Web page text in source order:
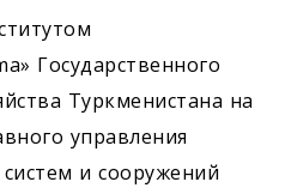
Государственного
Туркменистана на
управления
и сооружений